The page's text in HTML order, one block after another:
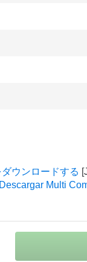
ウンロードする
Descargar Multi